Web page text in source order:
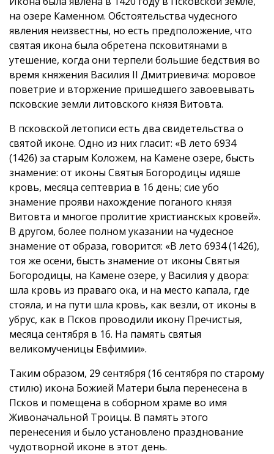
на озере Каменном. Обстоятельства чудесного
явления неизвестны, но есть предположение, что
святая икона была обретена псковитянами в
утешение, когда они терпели большие бедствия во
время княжения Василия II Дмитриевича: моровое
поветрие и вторжение пришедшего завоевывать
псковские земли литовского князя Витовта.
В псковской летописи есть два свидетельства о
святой иконе. Одно из них гласит: «В лето 6934
(1426) за старым Коложем, на Камене озере, бысть
знамение: от иконы Святыя Богородицы идяше
кровь, месяца септевриа в 16 день; сие убо
знамение прояви нахождение поганого князя
Витовта и многое пролитие христианскых кровей».
В другом, более полном указании на чудесное
знамение от образа, говорится: «В лето 6934 (1426),
тоя же осени, бысть знамение от иконы Святыя
Богородицы, на Камене озере, у Василия у двора:
шла кровь из праваго ока, и на место капала, где
стояла, и на пути шла кровь, как везли, от иконы в
убрус, как в Псков проводили икону Пречистыя,
месяца сентября в 16. На память святыя
великомученицы Евфимии».
Таким образом, 29 сентября (16 сентября по старому
стилю) икона Божией Матери была перенесена в
Псков и помещена в соборном храме во имя
Живоначальной Троицы. В память этого
перенесения и было установлено празднование
чудотворной иконе в этот день.